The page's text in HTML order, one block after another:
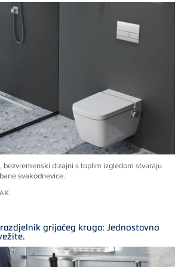
bezvremenski dizajni s toplim izgledom stvaraju
svakodnevice.
grijaćeg kruga: Jednostavno